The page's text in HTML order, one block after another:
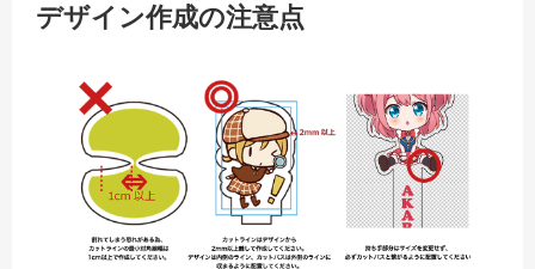
デザイン作成の注意点